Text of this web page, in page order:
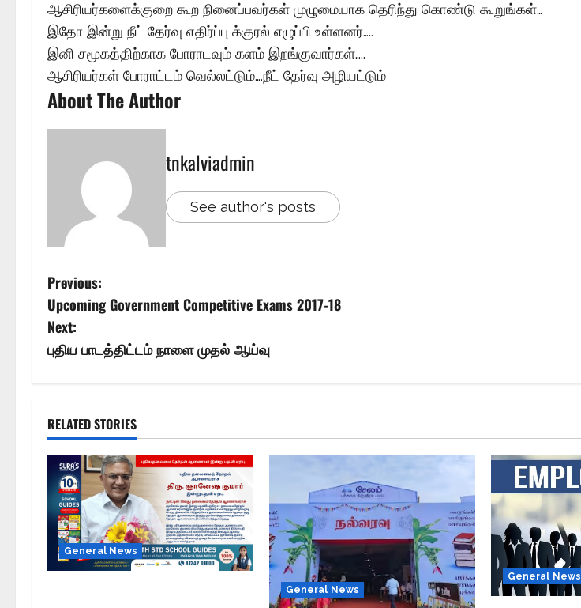
ஆசிரியர்களைக்குறை கூற நினைப்பவர்கள் முழுமையாக தெரிந்து கொண்டு கூறுங்கள்…
இதோ இன்று நீட் தேர்வு எதிர்ப்பு க்குரல் எழுப்பி உள்ளனர்…..
இனி சமூகத்திற்காக போராடவும் களம் இறங்குவார்கள்…..
ஆசிரியர்கள் போராட்டம் வெல்லட்டும்….நீட் தேர்வு அழியட்டும்
About The Author
tnkalviadmin
See author's posts
Previous:
Upcoming Government Competitive Exams 2017-18
Next:
புதிய பாடத்திட்டம் நாளை முதல் ஆய்வு
RELATED STORIES
General News
General News
General News